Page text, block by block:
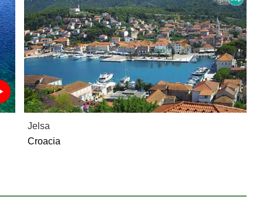
Jelsa
Croacia